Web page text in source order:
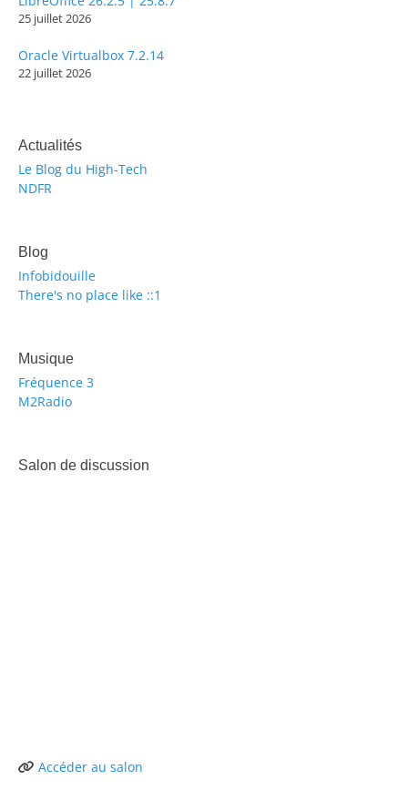
25 juillet 2026
Oracle Virtualbox 7.2.14
22 juillet 2026
Actualités
Le Blog du High-Tech
NDFR
Blog
Infobidouille
There's no place like ::1
Musique
Fréquence 3
M2Radio
Salon de discussion
Accéder au salon